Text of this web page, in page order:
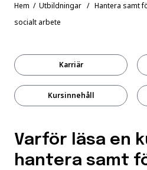
Hem / Utbildningar / Hantera samt
socialt arbete
Karriär
Kursinnehåll
Varför läsa en
hantera samt